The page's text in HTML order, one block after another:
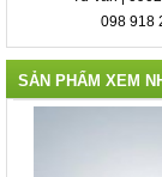
098 918
SẢN PHẨM XEM